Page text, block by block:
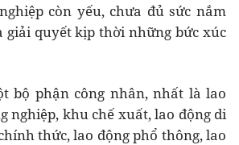
còn yếu, chưa đủ sức nắm
giải quyết kịp thời những bức xúc
bộ phận công nhân, nhất là lao
nghiệp, khu chế xuất, lao động di
thức, lao động phổ thông, lao